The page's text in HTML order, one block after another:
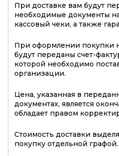
При доставке вам будут
необходимые документы
кассовый чеки, а также
При оформлении покупки
будут переданы счет-
которой необходимо
организации.
Цена, указанная в
документах, является
обладает правом
Стоимость доставки
покупку отдельной графой.